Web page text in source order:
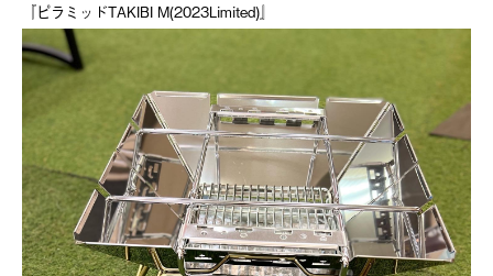
『ピラミッドTAKIBI M(2023Limited)』